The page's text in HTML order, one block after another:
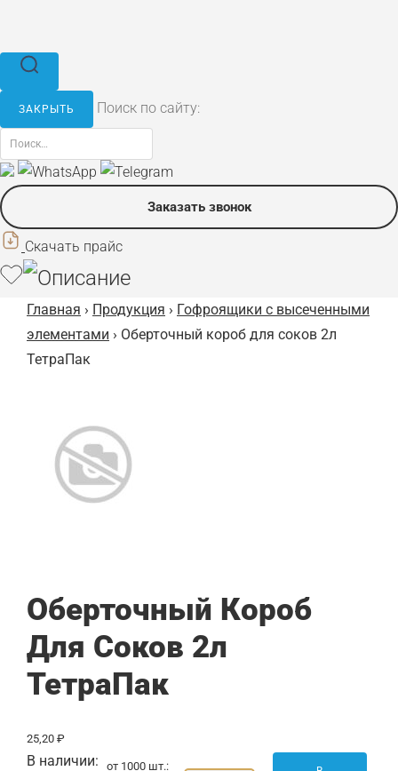
ЗАКРЫТЬ Поиск по сайту:
Заказать звонок
Скачать прайс
Главная › Продукция › Гофроящики с высеченными
элементами › Оберточный короб для соков 2л
ТетраПак
Оберточный Короб
Для Соков 2л
ТетраПак
25,20 ₽
В наличии: от 1000 шт.: